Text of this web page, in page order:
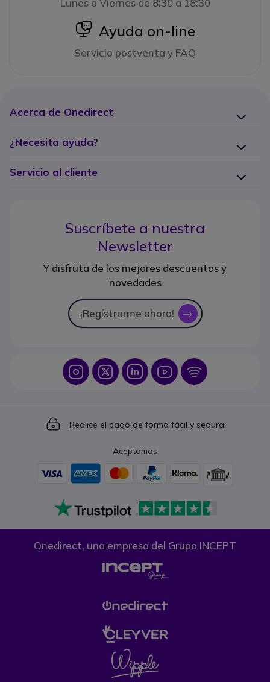
Lunes a Viernes de 8:30 a 18:30
icon
Ayuda on-line
Servicio postventa y FAQ
Acerca de Onedirect
¿Necesita ayuda?
Servicio al cliente
Suscríbete a nuestra
Newsletter
Y disfruta de los mejores descuentos y
novedades
¡Regístrarme ahora! icon
Icon IconIcon Icon Icon
Icon
Realice el pago de forma fácil y segura
Aceptamos
Onedirect, una empresa del Grupo INCEPT